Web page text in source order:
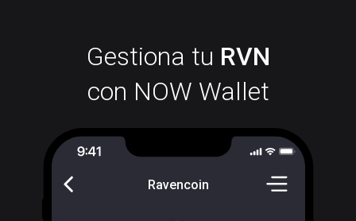
Gestiona tu RVN
con NOW Wallet
Ravencoin